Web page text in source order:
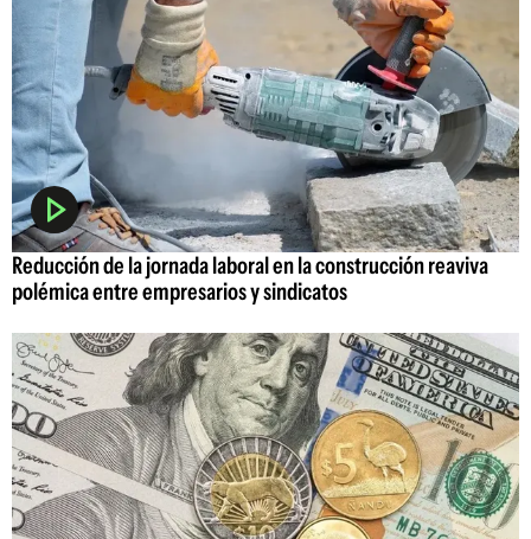
Reducción de la jornada laboral en la construcción reaviva
polémica entre empresarios y sindicatos